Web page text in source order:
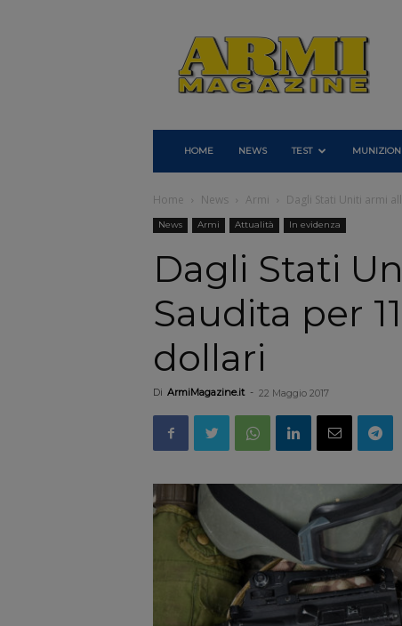
Armi
Magazine
HOME NEWS TEST
Home News Armi Dagli Stati Uniti armi
News Armi Attualità In evidenza
Dagli Stati
Saudita per
dollari
Di ArmiMagazine.it - 22 Maggio 2017